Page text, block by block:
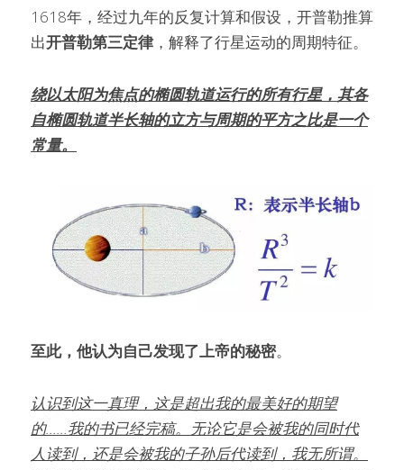
1618年，经过九年的反复计算和假设，开普勒推算
出开普勒第三定律 ，解释了行星运动的周期特征。
绕以太阳为焦点的椭圆轨道运行的所有行星，其各
自椭圆轨道半长轴的立方与周期的平方之比是一个
常量。
至此，他认为自己发现了上帝的秘密。
认识到这一真理，这是超出我的最美好的期望
的……我的书已经完稿。无论它是会被我的同时代
人读到，还是会被我的子孙后代读到，我无所谓。